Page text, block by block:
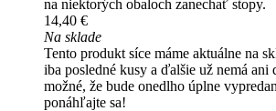
na niektorých obaloch zanechať stopy.
14,40 €
Na sklade
Tento produkt síce máme aktuálne na
iba posledné kusy a ďalšie už nemá ani
možné, že bude onedlho úplne
ponáhľajte sa!